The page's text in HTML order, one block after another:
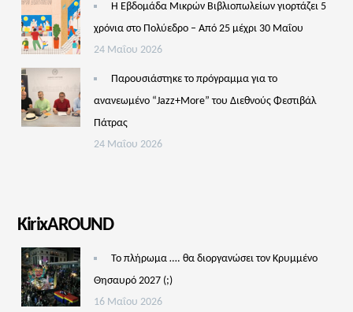
Η Εβδομάδα Μικρών Βιβλιοπωλείων γιορτάζει 5
χρόνια στο Πολύεδρο – Από 25 μέχρι 30 Μαΐου
24 Μαΐου 2026
Παρουσιάστηκε το πρόγραμμα για το
ανανεωμένο “Jazz+More” του Διεθνούς Φεστιβάλ
Πάτρας
24 Μαΐου 2026
KirixAROUND
Το πλήρωμα …. θα διοργανώσει τον Κρυμμένο
Θησαυρό 2027 (;)
16 Μαΐου 2026